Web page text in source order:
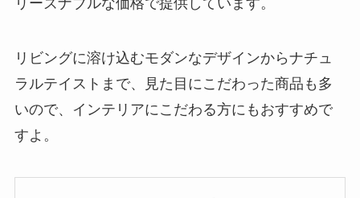
リーズナブルな価格で提供しています。
リビングに溶け込むモダンなデザインからナチュ
ラルテイストまで、見た目にこだわった商品も多
いので、インテリアにこだわる方にもおすすめで
すよ。